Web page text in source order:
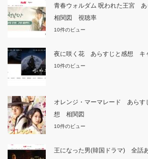
青春ウォルダム 呪われた王宮
相関図 視聴率
10件のビュー
夜に咲く花 あらすじと感想 キ
10件のビュー
オレンジ・マーマレード あら
想 相関図
10件のビュー
王になった男(韓国ドラマ) 全話